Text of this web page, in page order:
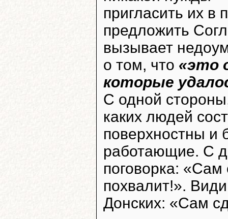
пригласить их в
предложить
вызывает
о том, что «это
которые
С одной
каких людей
поверхностны и
работающие. С
поговорка:
похвалит!».
Донских: «Сам